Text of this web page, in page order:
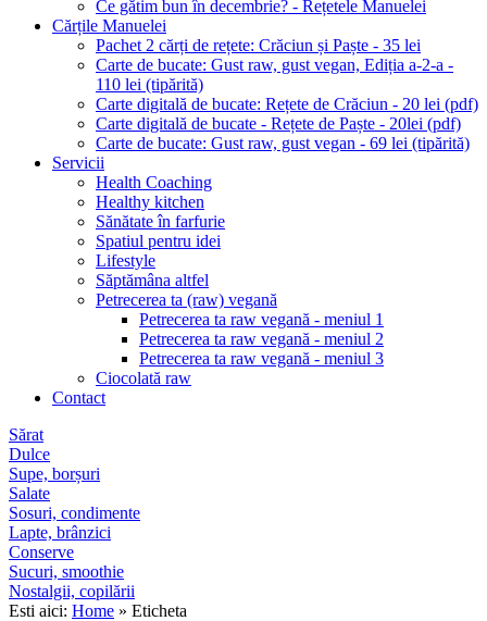
Ce gătim bun în decembrie? - Rețetele Manuelei
Cărțile Manuelei
Pachet 2 cărți de rețete: Crăciun și Paște - 35 lei
Carte de bucate: Gust raw, gust vegan, Ediția a-2-a -
110 lei (tipărită)
Carte digitală de bucate: Rețete de Crăciun - 20 lei (pdf)
Carte digitală de bucate - Rețete de Paște - 20lei (pdf)
Carte de bucate: Gust raw, gust vegan - 69 lei (tipărită)
Servicii
Health Coaching
Healthy kitchen
Sănătate în farfurie
Spatiul pentru idei
Lifestyle
Săptămâna altfel
Petrecerea ta (raw) vegană
Petrecerea ta raw vegană - meniul 1
Petrecerea ta raw vegană - meniul 2
Petrecerea ta raw vegană - meniul 3
Ciocolată raw
Contact
Sărat
Dulce
Supe, borșuri
Salate
Sosuri, condimente
Lapte, brânzici
Conserve
Sucuri, smoothie
Nostalgii, copilării
Esti aici: Home » Eticheta